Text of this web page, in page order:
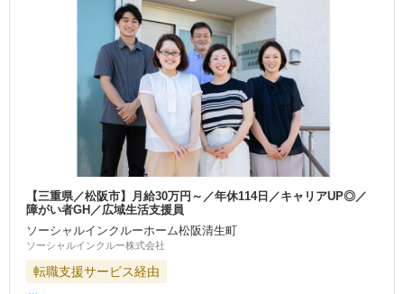
【三重県／松阪市】月給30万円～／年休114日／キャリアUP◎／
障がい者GH／広域生活支援員
ソーシャルインクルーホーム松阪清生町
ソーシャルインクルー株式会社
転職支援サービス経由